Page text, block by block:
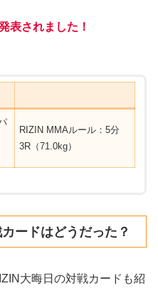
表されました！
RIZIN MMAルール：5分
3R（71.0kg）
ードはどうだった？
大晦日の対戦カードも紹